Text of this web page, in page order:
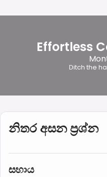
Effortless
Ditch the
නිතර අසන ප්‍රශ්න
සහාය